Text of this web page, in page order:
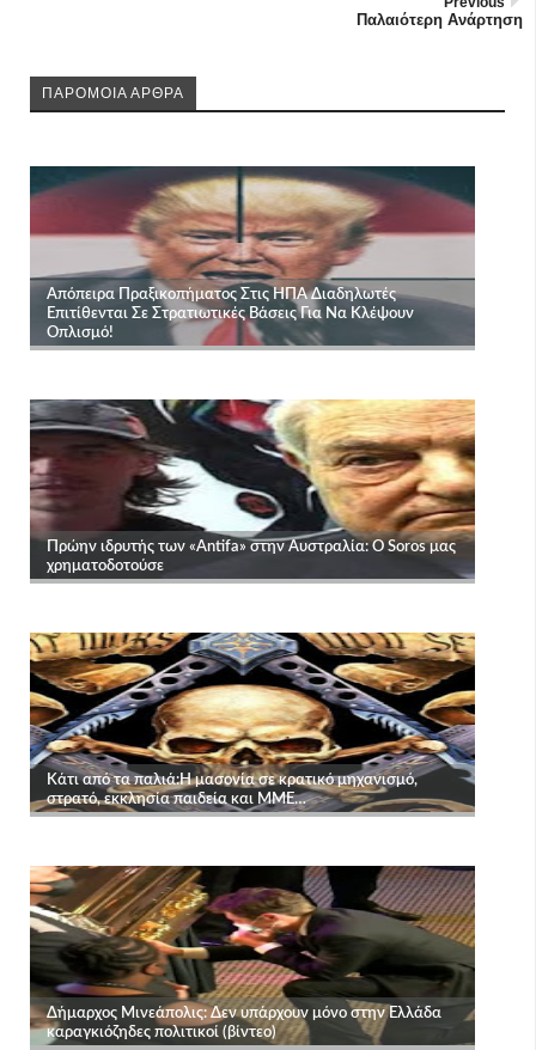
Παλαιότερη Ανάρτηση
ΠΑΡΟΜΟΙΑ ΑΡΘΡΑ